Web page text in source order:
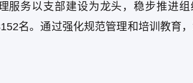
服务以支部建设为龙头，稳步推进
名。通过强化规范管理和培训教育